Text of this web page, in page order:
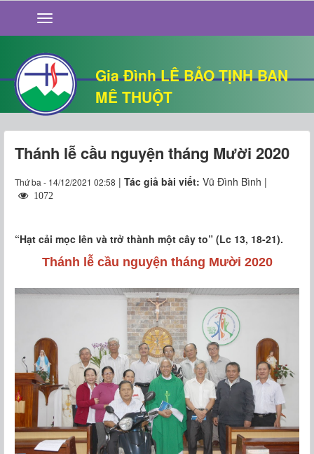
Gia Đình LÊ BẢO TỊNH BAN
MÊ THUỘT
GIỚI THIỆU
TIN TỨC
SỐNG ĐẠO
CHUYỆN NHÀ
QUÁN VĂN
THƯ GIÃN
Thánh lễ cầu nguyện tháng Mười 2020
Thứ ba - 14/12/2021 02:58 | Tác giả bài viết: Vũ Đình Bình |
1072
“Hạt cải mọc lên và trở thành một cây to” (Lc 13, 18-21).
Thánh lễ cầu nguyện tháng Mười 2020